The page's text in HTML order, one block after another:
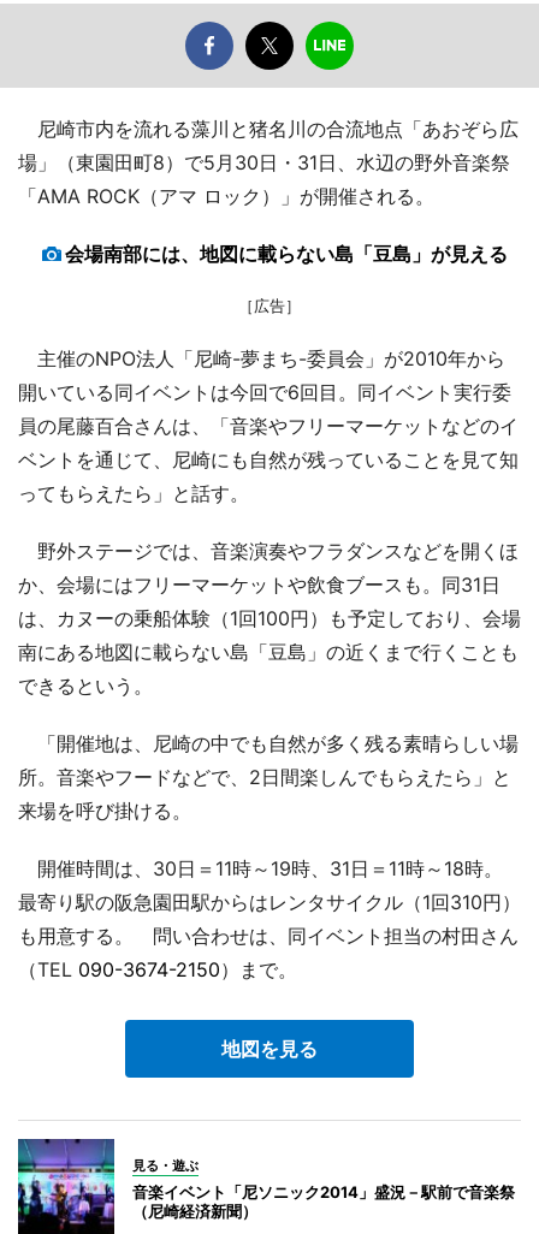
尼崎市内を流れる藻川と猪名川の合流地点「あおぞら広
場」（東園田町8）で5月30日・31日、水辺の野外音楽祭
「AMA ROCK（アマ ロック）」が開催される。
会場南部には、地図に載らない島「豆島」が見える
［広告］
主催のNPO法人「尼崎-夢まち-委員会」が2010年から
開いている同イベントは今回で6回目。同イベント実行委
員の尾藤百合さんは、「音楽やフリーマーケットなどのイ
ベントを通じて、尼崎にも自然が残っていることを見て知
ってもらえたら」と話す。
野外ステージでは、音楽演奏やフラダンスなどを開くほ
か、会場にはフリーマーケットや飲食ブースも。同31日
は、カヌーの乗船体験（1回100円）も予定しており、会場
南にある地図に載らない島「豆島」の近くまで行くことも
できるという。
「開催地は、尼崎の中でも自然が多く残る素晴らしい場
所。音楽やフードなどで、2日間楽しんでもらえたら」と
来場を呼び掛ける。
開催時間は、30日＝11時～19時、31日＝11時～18時。
最寄り駅の阪急園田駅からはレンタサイクル（1回310円）
も用意する。 問い合わせは、同イベント担当の村田さん
（TEL 090-3674-2150）まで。
地図を見る
見る・遊ぶ
音楽イベント「尼ソニック2014」盛況－駅前で音楽祭
（尼崎経済新聞）